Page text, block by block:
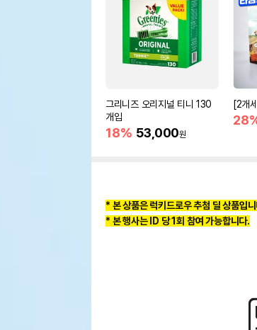
그리니즈 오리지널 티니 130
개입
18% 53,000원
[2개
* 본 상품은 럭키드로우 추첨 딜 상품입
* 본 행사는 ID 당 1회 참여 가능합니다.